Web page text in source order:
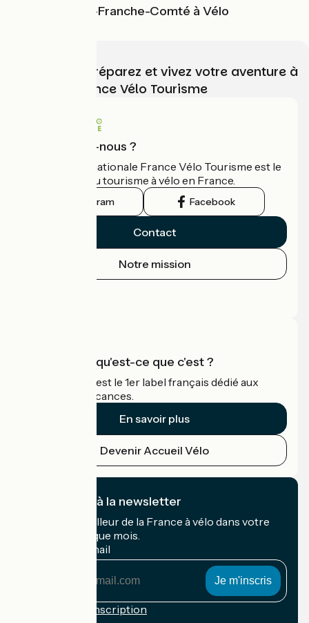
La Bourgogne-Franche-Comté à Vélo
Choisissez, préparez et vivez votre aventure à
vélo avec France Vélo Tourisme
Qui sommes-nous ?
L'association nationale France Vélo Tourisme est le
guide officiel du tourisme à vélo en France.
Instagram Facebook
Contact
Notre mission
Accueil Vélo qu'est-ce que c'est ?
Accueil Vélo c'est le 1er label français dédié aux
cyclistes en vacances.
En savoir plus
Devenir Accueil Vélo
Je m'abonne à la newsletter
Recevez le meilleur de la France à vélo dans votre
boîte mail chaque mois.
Mon adresse mail
Conditions d'inscription